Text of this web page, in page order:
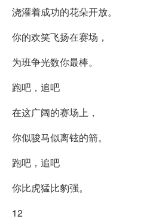
浇灌着成功的花朵开放。
你的欢笑飞扬在赛场，
为班争光数你最棒。
跑吧，追吧
在这广阔的赛场上，
你似骏马似离铉的箭。
跑吧，追吧
你比虎猛比豹强。
12